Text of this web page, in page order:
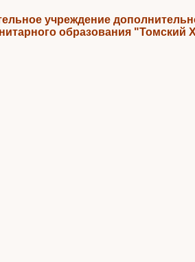
учреждение
образования "Томский